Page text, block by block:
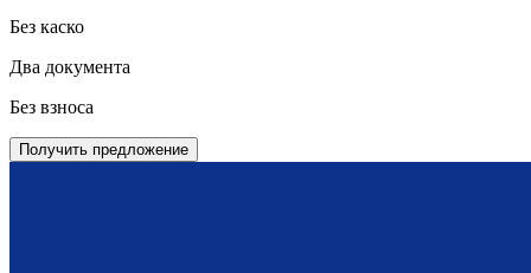
Без каско
Два документа
Без взноса
Получить предложение